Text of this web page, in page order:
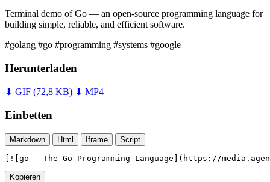
Terminal demo of Go — an open-source programming language for
building simple, reliable, and efficient software.
#golang #go #programming #systems #google
Herunterladen
⬇ GIF (72,8 KB) ⬇ MP4
Einbetten
Markdown Html Iframe Script
[![go — The Go Programming Language](https://
Kopieren